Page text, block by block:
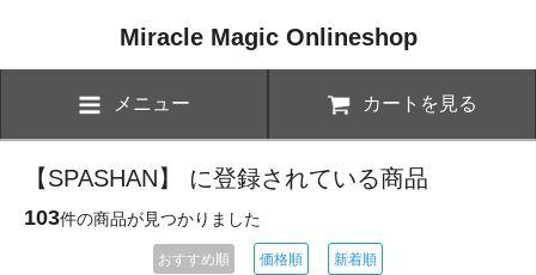
Miracle Magic Onlineshop
メニュー カートを見る
【SPASHAN】 に登録されている商品
103件の商品が見つかりました
おすすめ順 価格順 新着順